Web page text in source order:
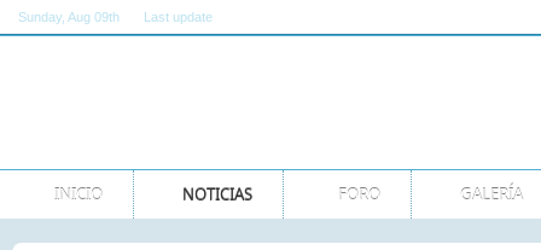
Sunday , Aug 09th Last update
INICIO NOTICIAS FORO GALERÍA